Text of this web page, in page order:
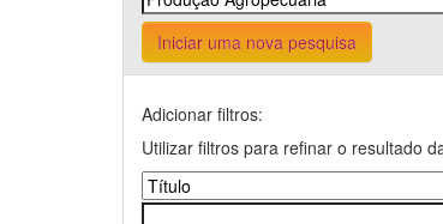
Iniciar uma nova pesquisa
Adicionar filtros:
Utilizar filtros para refinar o resultado